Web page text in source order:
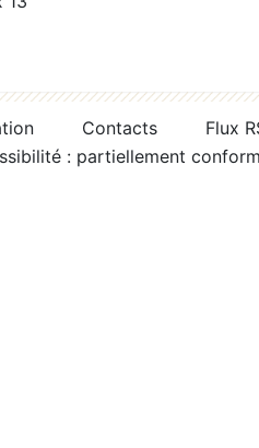
Contacts
Flux
: partiellement